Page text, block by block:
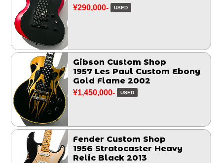
¥290,000- USED
Gibson Custom Shop
1957 Les Paul Custom Ebony
Gold Flame 2002
¥1,450,000- USED
Fender Custom Shop
1956 Stratocaster Heavy
Relic Black 2013